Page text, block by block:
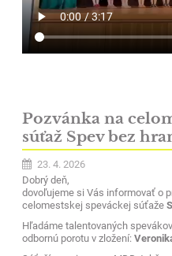
Pozvánka na
súťaž Spev bez
23. 4. 2026
Dobrý deň,
dovoľujeme si Vás informovať o
celomestskej speváckej súťaže
Hľadáme talentovaných
odbornú porotu v zložení: